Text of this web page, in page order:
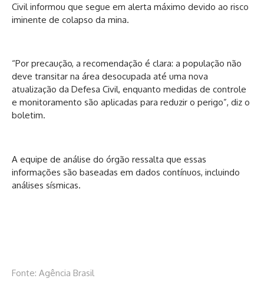
Civil informou que segue em alerta máximo devido ao risco
iminente de colapso da mina.
“Por precaução, a recomendação é clara: a população não
deve transitar na área desocupada até uma nova
atualização da Defesa Civil, enquanto medidas de controle
e monitoramento são aplicadas para reduzir o perigo”, diz o
boletim.
A equipe de análise do órgão ressalta que essas
informações são baseadas em dados contínuos, incluindo
análises sísmicas.
Fonte: Agência Brasil